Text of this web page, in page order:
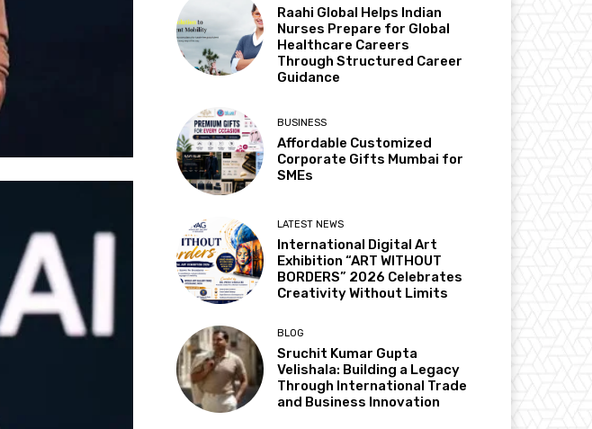
Raahi Global Helps Indian
Nurses Prepare for Global
Healthcare Careers
Through Structured Career
Guidance
BUSINESS
Affordable Customized
Corporate Gifts Mumbai for
SMEs
LATEST NEWS
International Digital Art
Exhibition “ART WITHOUT
BORDERS” 2026 Celebrates
Creativity Without Limits
BLOG
Sruchit Kumar Gupta
Velishala: Building a Legacy
Through International Trade
and Business Innovation